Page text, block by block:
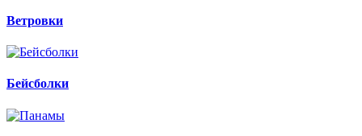
Ветровки
Бейсболки